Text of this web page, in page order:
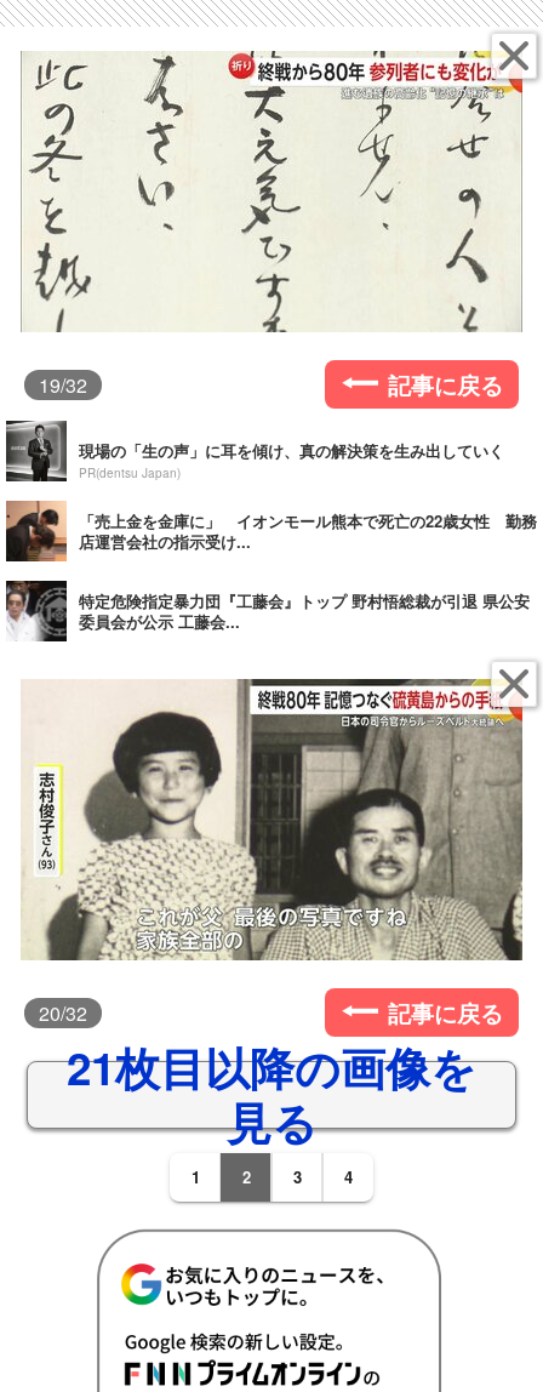
19/32 記事に戻る
現場の「生の声」に耳を傾け、真の解決策を生み出していく
PR(dentsu Japan)
「売上金を金庫に」 イオンモール熊本で死亡の22歳女性 勤務
店運営会社の指示受け...
特定危険指定暴力団『工藤会』トップ 野村悟総裁が引退 県公安
委員会が公示 工藤会...
20/32 記事に戻る
21枚目以降の画像を
見る
1 2 3 4